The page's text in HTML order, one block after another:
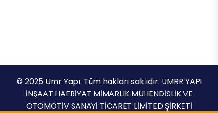
© 2025 Umr Yapı. Tüm hakları saklıdır. UMRR YAPI
İNŞAAT HAFRİYAT MİMARLIK MÜHENDİSLİK VE
OTOMOTİV SANAYİ TİCARET LİMİTED ŞİRKETİ